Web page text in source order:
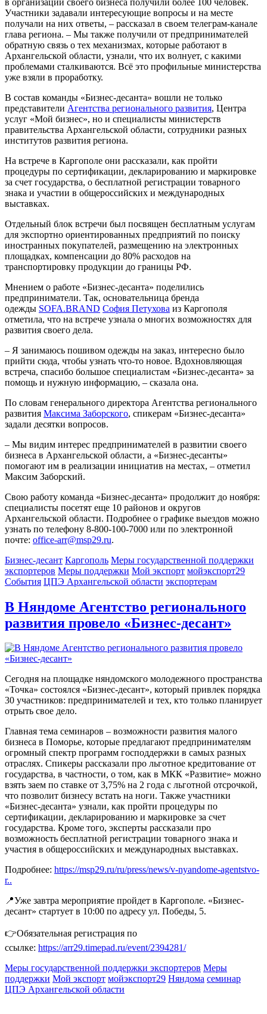
Участники задавали интересующие вопросы и на месте
получали на них ответы, – рассказал в своем телеграм-канале
глава региона. – Мы также получили от предпринимателей
обратную связь о тех механизмах, которые работают в
Архангельской области, узнали, что их волнует, с какими
проблемами сталкиваются. Всё это профильные министерства
уже взяли в проработку.
В состав команды «Бизнес-десанта» вошли не только
представители Агентства регионального развития, Центра
услуг «Мой бизнес», но и специалисты министерств
правительства Архангельской области, сотрудники разных
институтов развития региона.
На встрече в Каргополе они рассказали, как пройти
процедуры по сертификации, декларированию и маркировке
за счет государства, о бесплатной регистрации товарного
знака и участии в общероссийских и международных
выставках.
Отдельный блок встречи был посвящен бесплатным услугам
для экспортно ориентированных предприятий по поиску
иностранных покупателей, размещению на электронных
площадках, компенсации до 80% расходов на
транспортировку продукции до границы РФ.
Мнением о работе «Бизнес-десанта» поделились
предприниматели. Так, основательница бренда
одежды SOFA.BRAND София Петухова из Каргополя
отметила, что на встрече узнала о многих возможностях для
развития своего дела.
– Я занимаюсь пошивом одежды на заказ, интересно было
прийти сюда, чтобы узнать что-то новое. Вдохновляющая
встреча, спасибо большое специалистам «Бизнес-десанта» за
помощь и нужную информацию, – сказала она.
По словам генерального директора Агентства регионального
развития Максима Заборского, спикерам «Бизнес-десанта»
задали десятки вопросов.
– Мы видим интерес предпринимателей в развитии своего
бизнеса в Архангельской области, а «Бизнес-десанты»
помогают им в реализации инициатив на местах, – отметил
Максим Заборский.
Свою работу команда «Бизнес-десанта» продолжит до ноября:
специалисты посетят еще 10 районов и округов
Архангельской области. Подробнее о графике выездов можно
узнать по телефону 8-800-100-7000 или по электронной
почте: office-arr@msp29.ru.
Бизнес-десант Каргополь Меры государственной поддержки
экспортеров Меры поддержки Мой экспорт мойэкспорт29
События ЦПЭ Архангельской области экспортерам
В Няндоме Агентство регионального
развития провело «Бизнес-десант»
Сегодня на площадке няндомского молодежного пространства
«Точка» состоялся «Бизнес-десант», который привлек порядка
30 участников: предпринимателей и тех, кто только планирует
отрыть свое дело.
Главная тема семинаров – возможности развития малого
бизнеса в Поморье, которые предлагают предпринимателям
огромный спектр программ господдержки в самых разных
отраслях. Спикеры рассказали про льготное кредитование от
государства, в частности, о том, как в МКК «Развитие» можно
взять заем по ставке от 3,75% на 2 года с льготной отсрочкой,
что позволит бизнесу встать на ноги. Также участники
«Бизнес-десанта» узнали, как пройти процедуры по
сертификации, декларированию и маркировке за счет
государства. Кроме того, эксперты рассказали про
возможность бесплатной регистрации товарного знака и
участия в общероссийских и международных выставках.
Подробнее: https://msp29.ru/ru/press/news/v-nyandome-agentstvo-
r..
📍Уже завтра мероприятие пройдет в Каргополе. «Бизнес-
десант» стартует в 10:00 по адресу ул. Победы, 5.
👉Обязательная регистрация по
ссылке: https://arr29.timepad.ru/event/2394281/
Меры государственной поддержки экспортеров Меры
поддержки Мой экспорт мойэкспорт29 Няндома семинар
ЦПЭ Архангельской области